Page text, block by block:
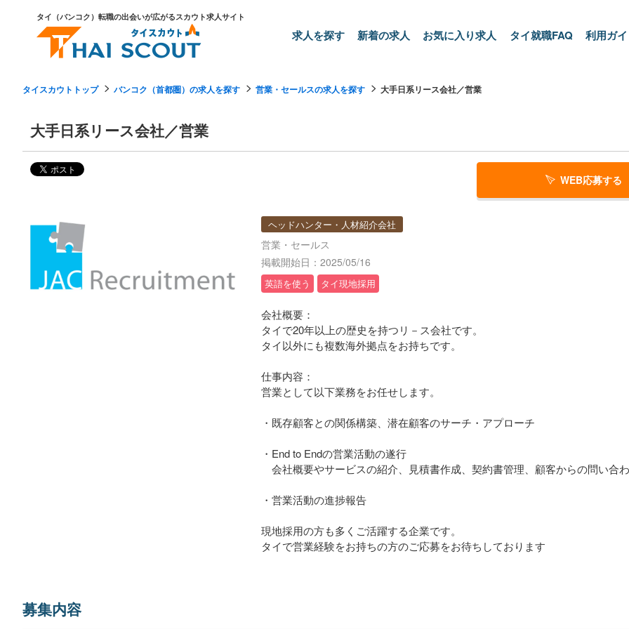
タイ（バンコク）転職の出会いが広がるスカウト求人サイト
求人を探す 新着の求人 お気に入り求人 タイ就職FAQ 利用ガ
タイスカウトトップ バンコク（首都圏）の求人を探す 営業・セールスの求人を探す 大手日系リース会社／営業
大手日系リース会社／営業
WEB応募する
ヘッドハンター・人材紹介会社
営業・セールス
掲載開始日：2025/05/16
英語を使う タイ現地採用
会社概要：
タイで20年以上の歴史を持つリ－ス会社です。
タイ以外にも複数海外拠点をお持ちです。
仕事内容：
営業として以下業務をお任せします。
・既存顧客との関係構築、潜在顧客のサーチ・アプローチ
・End to Endの営業活動の遂行
会社概要やサービスの紹介、見積書作成、契約書管理、顧客からの問い合
・営業活動の進捗報告
現地採用の方も多くご活躍する企業です。
タイで営業経験をお持ちの方のご応募をお待ちしております
募集内容